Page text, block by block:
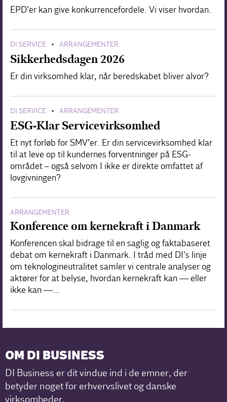
EPD'er kan give konkurrencefordele. Vi viser hvordan.
DI SERVICE • ARRANGEMENTER
Sikkerhedsdagen 2026
Er din virksomhed klar, når beredskabet bliver alvor?
DI SERVICE • ARRANGEMENTER
ESG-Klar Servicevirksomhed
Et nyt forløb for SMV’er. Er din servicevirksomhed klar
til at leve op til kundernes forventninger på ESG-
området – også selvom I ikke er direkte omfattet af
lovgivningen?
ARRANGEMENTER
Konference om kernekraft i Danmark
Konferencen skal bidrage til en saglig og faktabaseret
debat om kernekraft i Danmark. I tråd med DI's linje
om teknologineutralitet samler vi centrale analyser og
aktører for at belyse, hvordan kernekraft kan — eller
ikke kan —…
OM DI BUSINESS
DI Business er dit vindue ind i de emner, der
betyder noget for erhvervslivet og danske
virksomheder.